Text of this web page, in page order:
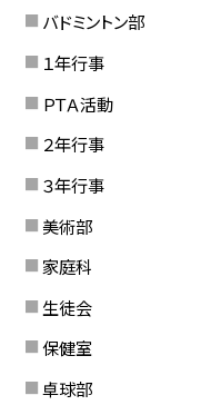
バドミントン部
１年行事
ＰＴＡ活動
２年行事
３年行事
美術部
家庭科
生徒会
保健室
卓球部